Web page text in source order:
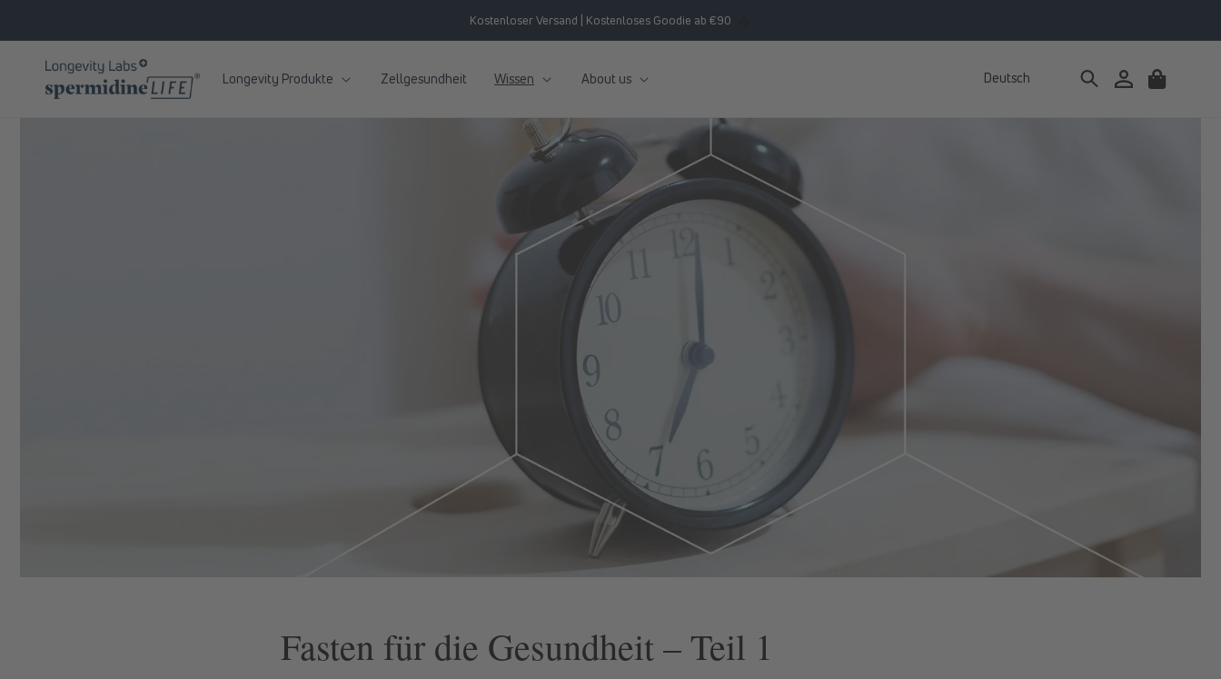
Inhalt
Kostenloser Versand | Kostenloses Goodie ab €90
Longevity Produkte Zellgesundheit Wissen About us Deutsch EinloggenWarenkorb
Fasten für die Gesundheit – Teil 1